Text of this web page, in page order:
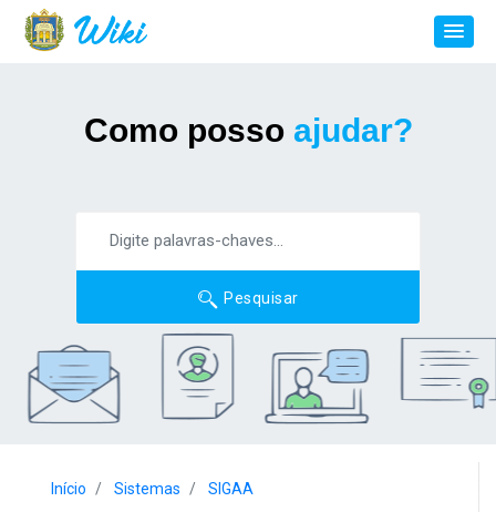
Como posso ajudar?
Pesquisar
Início Sistemas SIGAA